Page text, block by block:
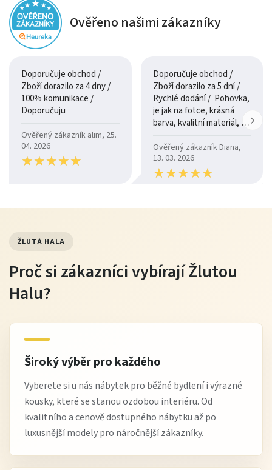
Ověřeno našimi zákazníky
Doporučuje obchod /
Zboží dorazilo za 4 dny /
100% komunikace /
Doporučuju
Ověřený zákazník alim, 25.
04. 2026
★★★★★
★★★★★
Doporučuje obchod /
Zboží dorazilo za 5 dní /
Rychlé dodání / Pohovka,
je jak na fotce, krásná
barva, kvalitní materiál, a
Ověřený zákazník Diana,
13. 03. 2026
★★★★★
★★★★★
ŽLUTÁ HALA
Proč si zákazníci vybírají Žlutou
Halu?
Široký výběr pro každého
Vyberete si u nás nábytek pro běžné bydlení i výrazné
kousky, které se stanou ozdobou interiéru. Od
kvalitního a cenově dostupného nábytku až po
luxusnější modely pro náročnější zákazníky.